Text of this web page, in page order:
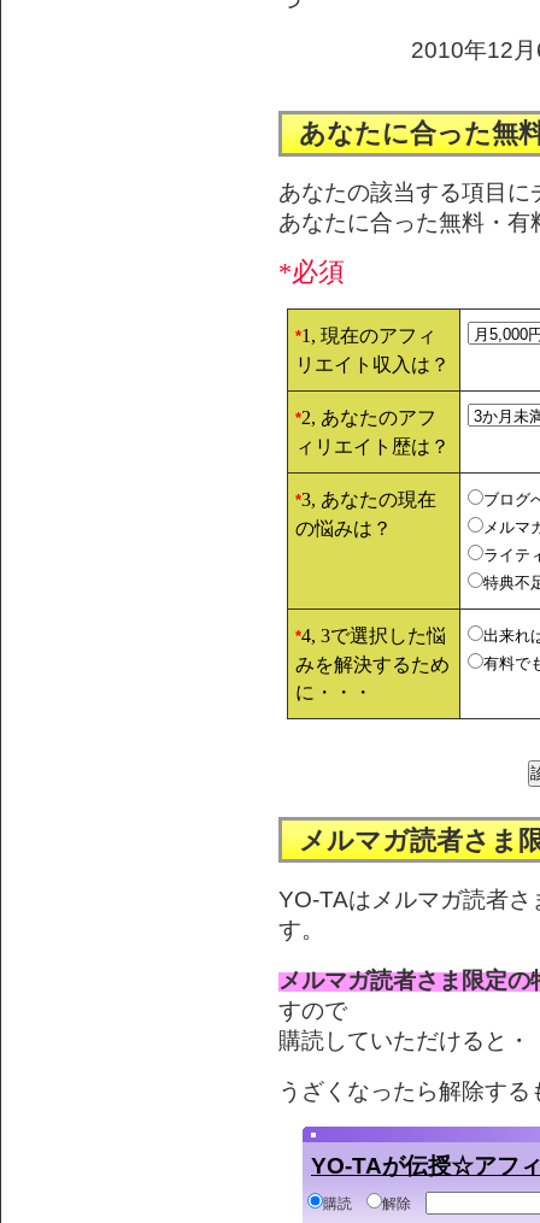
2010年12
あなたに合った無
あなたの該当する項目
あなたに合った無料・
*必須
*1, 現在のアフィ
リエイト収入は？
*2, あなたのアフ
ィリエイト歴は？
*3, あなたの現在
の悩みは？
ブログ
メルマ
ライテ
特典不
*4, 3で選択した悩
みを解決するため
に・・・
出来れ
有料で
メルマガ読者さま
YO-TAはメルマガ読者
す。
メルマガ読者さま限定の
すので
購読していただけると
うざくなったら解除す
YO-TAが伝授☆アフ
購読 解除